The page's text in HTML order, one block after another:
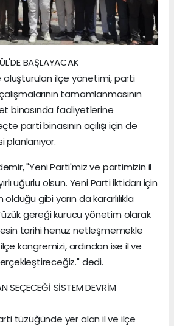
BAŞLAYACAK
oluşturulan ilçe yönetimi, parti
tamamlanmasının
binasında faaliyetlerine
parti binasının açılışı için de
"Yeni Parti'miz ve partimizin il
uğurlu olsun. Yeni Parti iktidarı için
olduğu gibi yarın da kararlılıkla
gereği kurucu yönetim olarak
tarihi henüz netleşmemekle
kongremizi, ardından ise il ve
dedi.
SEÇECEĞİ SİSTEM DEVRİM
tüzüğünde yer alan il ve ilçe